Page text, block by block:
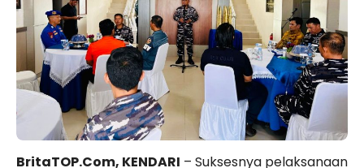
BritaTOP.Com, KENDARI – Suksesnya pelaksanaan